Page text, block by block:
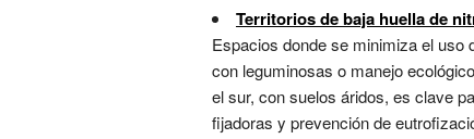
Territorios de baja huella de
Espacios donde se minimiza el uso
con leguminosas o manejo
el sur, con suelos áridos, es clave
fijadoras y prevención de